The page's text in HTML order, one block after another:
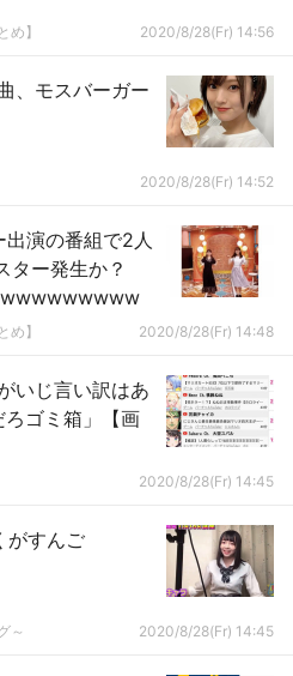
】 2020/8/28(Fr) 14:56
、モスバーガー
2020/8/28(Fr) 14:52
出演の番組で2人
ター発生か？
】 2020/8/28(Fr) 14:48
いじ言い訳はあ
ゴミ箱」【画
2020/8/28(Fr) 14:45
がすんご
～ 2020/8/28(Fr) 14:45